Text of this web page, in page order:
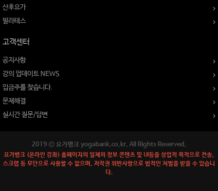
산후요가
필라테스
고객센터
공지사항
강의 업데이트 NEWS
입금주를 찾습니다.
문제해결
실시간 질문/답변
2019 © 요가뱅크 yogabank.co.kr. All Rights Reserved.
요가뱅크 (온라인 강좌) 홈페이지의 일체의 정보 콘텐츠 및 UI등을 상업적 목적으로 전송,
스크랩 등 무단으로 사용할 수 없으며, 저작권 위반사항으로 법적인 처벌을 받을 수 있습니
다.